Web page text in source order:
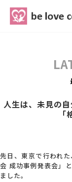
スタッフ紹介
人生は、未見の
先日、東京で行われ
会 成功事例発表会」
ました。